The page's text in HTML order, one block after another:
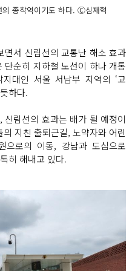
종착역이기도 하다. Ⓒ심재혁
면서 신림선의 교통난 해소 효과
순히 지하철 노선이 하나 개통
대인 서울 서남부 지역의 ‘교
하다.
림선의 효과는 배가 될 예정이
지친 출퇴근길, 노약자와 어린
으로의 이동, 강남과 도심으로
히 해내고 있다.